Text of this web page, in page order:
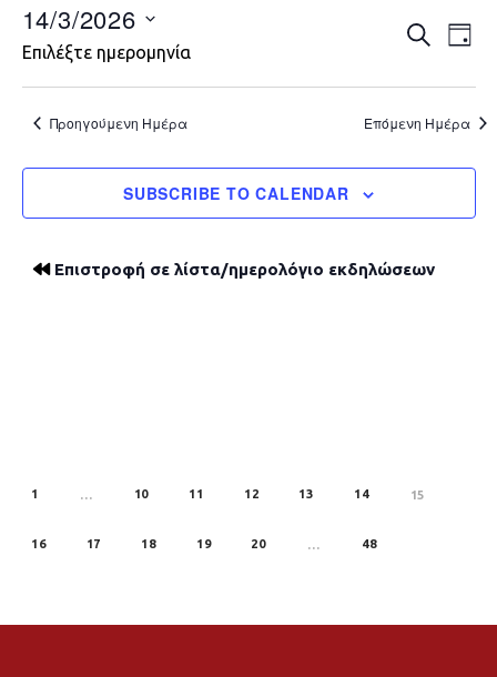
Search
and
Views
DAY
14/3/2026
Επιλέξτε ημερομηνία
Προηγούμενη Ημέρα Επόμενη Ημέρα
SUBSCRIBE TO CALENDAR
Επιστροφή σε λίστα/ημερολόγιο εκδηλώσεων
1 … 10 11 12 13 14 15
16 17 18 19 20 … 48